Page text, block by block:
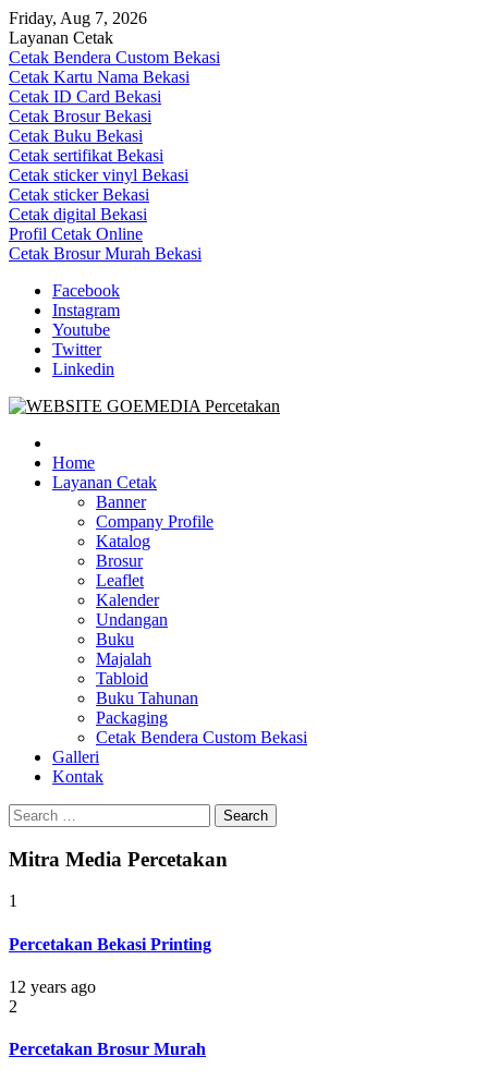
Skip
to
content
Friday, Aug 7, 2026
Layanan Cetak
Cetak Bendera Custom Bekasi
Cetak Kartu Nama Bekasi
Cetak ID Card Bekasi
Cetak Brosur Bekasi
Cetak Buku Bekasi
Cetak sertifikat Bekasi
Cetak sticker vinyl Bekasi
Cetak sticker Bekasi
Cetak digital Bekasi
Profil Cetak Online
Cetak Brosur Murah Bekasi
Facebook
Instagram
Youtube
Twitter
Linkedin
Goe Media Percetakan | 0822-4439-5599 (Call/WA)
0822-4439-5599 (Call/WA) Percetakan jasa cetak banner buku yasin
invoice kartu nama label map nota spanduk stiker undangan
pernikahan murah online 24 jam
Home
Layanan Cetak
Banner
Company Profile
Katalog
Brosur
Leaflet
Kalender
Undangan
Buku
Majalah
Tabloid
Buku Tahunan
Packaging
Cetak Bendera Custom Bekasi
Galleri
Kontak
Search
for:
Mitra Media Percetakan
1
Percetakan Bekasi Printing
12 years ago
2
Percetakan Brosur Murah